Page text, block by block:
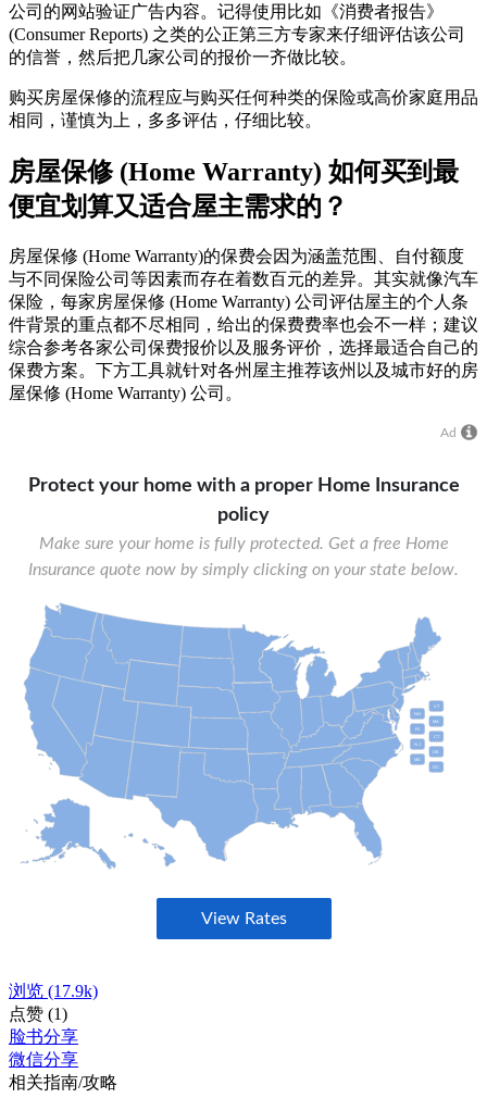
公司的网站验证广告内容。记得使用比如《消费者报告》
(Consumer Reports) 之类的公正第三方专家来仔细评估该公司
的信誉，然后把几家公司的报价一齐做比较。
购买房屋保修的流程应与购买任何种类的保险或高价家庭用品
相同，谨慎为上，多多评估，仔细比较。
房屋保修 (Home Warranty) 如何买到最
便宜划算又适合屋主需求的？
房屋保修 (Home Warranty)的保费会因为涵盖范围、自付额度
与不同保险公司等因素而存在着数百元的差异。其实就像汽车
保险，每家房屋保修 (Home Warranty) 公司评估屋主的个人条
件背景的重点都不尽相同，给出的保费费率也会不一样；建议
综合参考各家公司保费报价以及服务评价，选择最适合自己的
保费方案。下方工具就针对各州屋主推荐该州以及城市好的房
屋保修 (Home Warranty) 公司。
Ad
浏览 (17.9k)
点赞 (1)
脸书分享
微信分享
相关指南/攻略